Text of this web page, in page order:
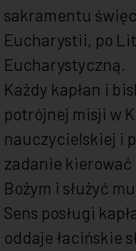
sakramentu
Eucharystii, po
Eucharystyczną.
Każdy kapłan i
potrójnej misji w
nauczycielskiej i
zadanie
Bożym i służyć
Sens posługi
oddaje łacińskie